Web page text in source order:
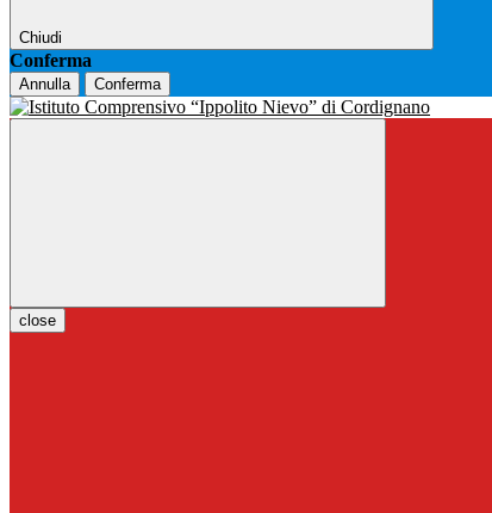
Chiudi
Conferma
Annulla Conferma
close